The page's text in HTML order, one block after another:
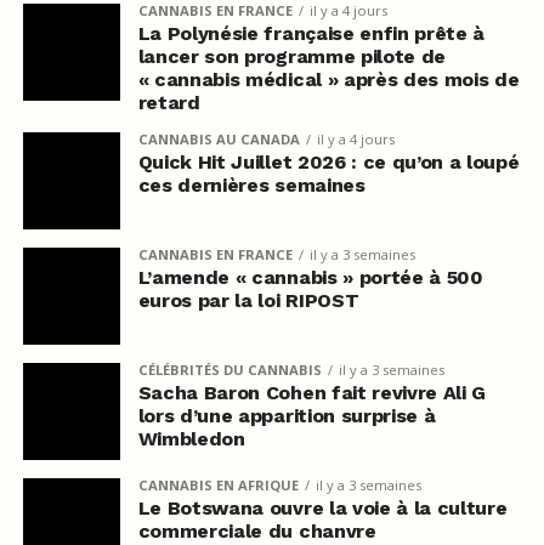
CANNABIS EN FRANCE il y a 4 jours
La Polynésie française enfin prête à
lancer son programme pilote de
« cannabis médical » après des mois de
retard
CANNABIS AU CANADA il y a 4 jours
Quick Hit Juillet 2026 : ce qu’on a loupé
ces dernières semaines
CANNABIS EN FRANCE il y a 3 semaines
L’amende « cannabis » portée à 500
euros par la loi RIPOST
CÉLÉBRITÉS DU CANNABIS il y a 3 semaines
Sacha Baron Cohen fait revivre Ali G
lors d’une apparition surprise à
Wimbledon
CANNABIS EN AFRIQUE il y a 3 semaines
Le Botswana ouvre la voie à la culture
commerciale du chanvre